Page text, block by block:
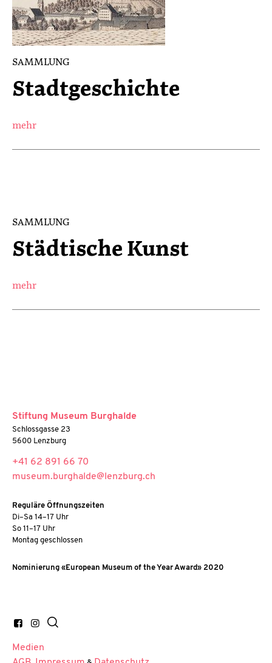
SAMMLUNG
Stadtgeschichte
mehr
SAMMLUNG
Städtische Kunst
mehr
Stiftung Museum Burghalde
Schlossgasse 23
5600 Lenzburg
+41 62 891 66 70
museum.burghalde@lenzburg.ch
Reguläre Öffnungszeiten
Di–Sa 14–17 Uhr
So 11–17 Uhr
Montag geschlossen
Nominierung «European Museum of the Year Award» 2020
Medien